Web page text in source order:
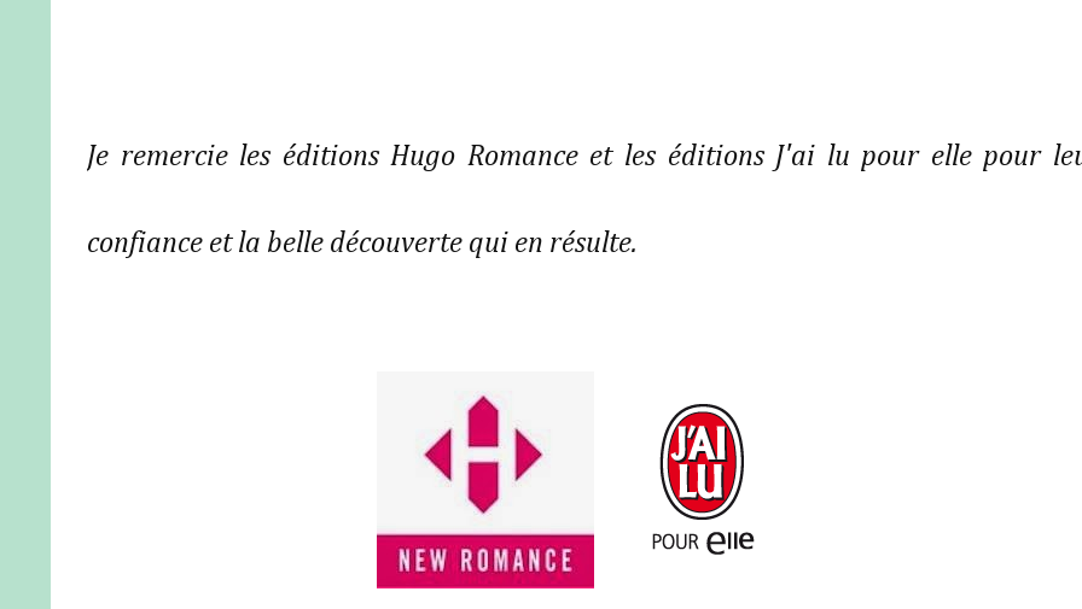
Je remercie les éditions Hugo Romance et les éditions J'ai lu pour elle pour
confiance et la belle découverte qui en résulte.